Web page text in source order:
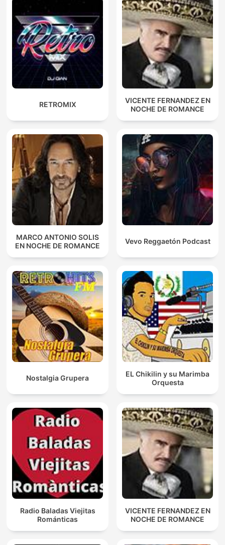
RETROMIX
VICENTE FERNANDEZ EN
NOCHE DE ROMANCE
MARCO ANTONIO SOLIS
EN NOCHE DE ROMANCE
Vevo Reggaetón Podcast
Nostalgia Grupera
EL Chikilin y su Marimba
Orquesta
Radio Baladas Viejitas
Románticas
VICENTE FERNANDEZ EN
NOCHE DE ROMANCE